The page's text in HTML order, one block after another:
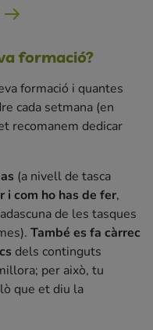
formació?
formació i quantes
cada setmana (en
recomanem dedicar
(a nivell de tasca
i com ho has de fer,
de les tasques
També es fa càrrec
dels continguts
per això, tu
que et diu la